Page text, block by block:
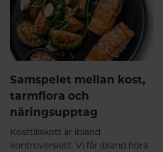
och anpassning över tid.
Samspelet mellan kost,
tarmflora och
näringsupptag
Kosttillskott är ibland
kontroversiellt. Vi får ibland höra